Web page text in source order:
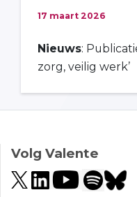
17 maart 2026
Nieuws:
zorg, veilig werk’
Volg Valente